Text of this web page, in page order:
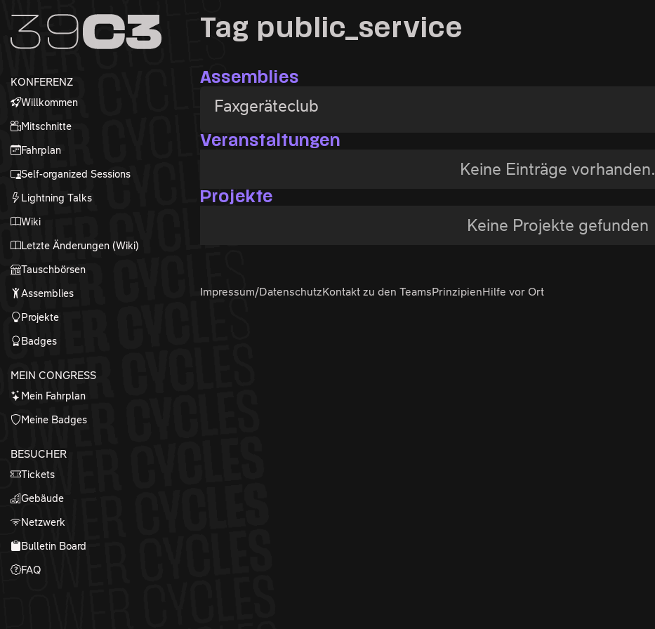
Zum Inhalt
Zum Footer
KONFERENZ
Willkommen
Mitschnitte
Fahrplan
Self-organized Sessions
Lightning Talks
Wiki
Letzte Änderungen (Wiki)
Tauschbörsen
Assemblies
Projekte
Badges
MEIN CONGRESS
Mein Fahrplan
Meine Badges
BESUCHER
Tickets
Gebäude
Netzwerk
Bulletin Board
FAQ
Tag public_service
Assemblies
Faxgeräteclub
Veranstaltungen
Keine Einträge vorhanden.
Projekte
Keine Projekte gefunden
Impressum/DatenschutzKontakt zu den TeamsPrinzipienHilfe vor Ort